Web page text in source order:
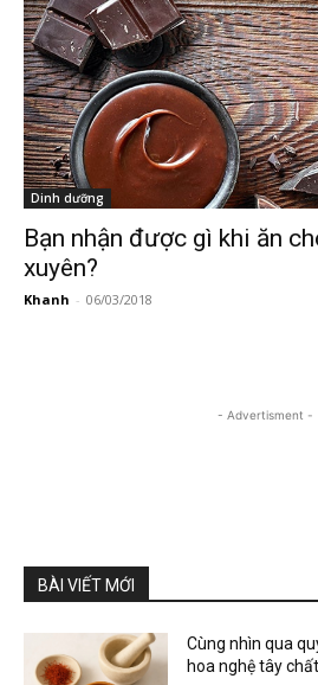
Dinh dưỡng
Bạn nhận được gì khi ăn
xuyên?
Khanh - 06/03/2018
- Advertisment -
BÀI VIẾT MỚI
Cùng nhìn qua
hoa nghệ tây